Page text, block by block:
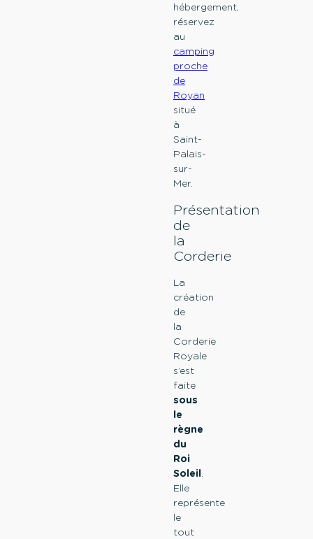
hébergement,
réservez
au
camping
proche
de
Royan
situé
à
Saint-
Palais-
sur-
Mer.
Présentation
de
la
Corderie
La
création
de
la
Corderie
Royale
s’est
faite
sous
le
règne
du
Roi
Soleil
Elle
représente
le
tout